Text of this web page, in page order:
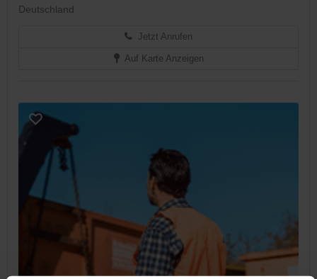
Deutschland
Jetzt Anrufen
Auf Karte Anzeigen